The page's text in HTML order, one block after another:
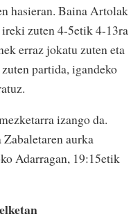
hasieran. Baina Artolak
ireki zuten 4-5etik 4-13ra
erraz jokatu zuten eta
partida, igandeko
izango da.
aurka
Adarragan, 19:15etik